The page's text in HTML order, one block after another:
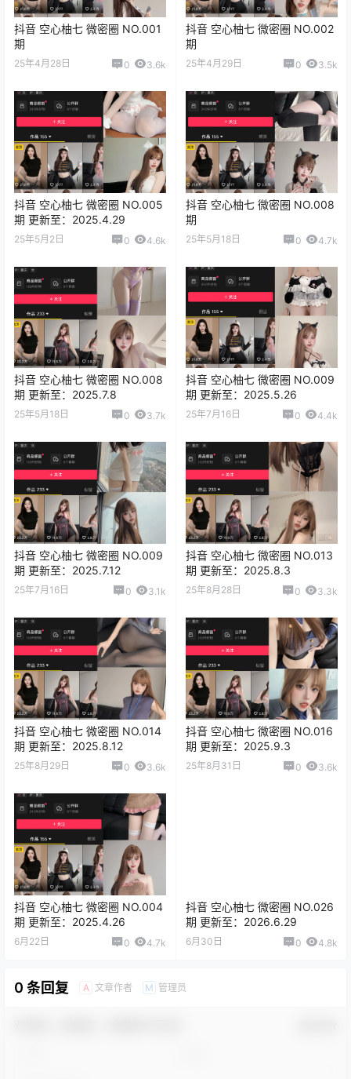
抖音 空心柚七 微密圈 NO.001
期
25年4月28日 0 3.6k
抖音 空心柚七 微密圈 NO.002
期
25年4月29日 0 3.5k
抖音 空心柚七 微密圈 NO.005
期 更新至：2025.4.29
25年5月2日 0 4.6k
抖音 空心柚七 微密圈 NO.008
期
25年5月18日 0 4.7k
抖音 空心柚七 微密圈 NO.008
期 更新至：2025.7.8
25年5月18日 0 3.7k
抖音 空心柚七 微密圈 NO.009
期 更新至：2025.5.26
25年7月16日 0 4.4k
抖音 空心柚七 微密圈 NO.009
期 更新至：2025.7.12
25年7月16日 0 3.1k
抖音 空心柚七 微密圈 NO.013
期 更新至：2025.8.3
25年8月28日 0 3.3k
抖音 空心柚七 微密圈 NO.014
期 更新至：2025.8.12
25年8月29日 0 3.6k
抖音 空心柚七 微密圈 NO.016
期 更新至：2025.9.3
25年8月31日 0 3.6k
抖音 空心柚七 微密圈 NO.004
期 更新至：2025.4.26
6月22日 0 4.7k
抖音 空心柚七 微密圈 NO.026
期 更新至：2026.6.29
6月30日 0 4.8k
0 条回复 A 文章作者 M 管理员